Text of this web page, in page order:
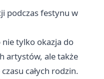
podczas festynu w
tylko okazja do
artystów, ale także
całych rodzin.